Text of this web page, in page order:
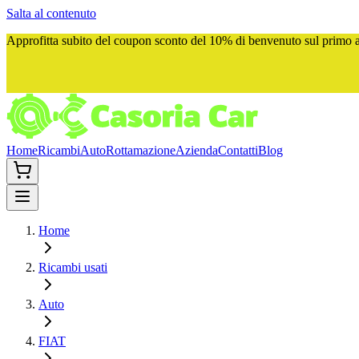
Salta al contenuto
Approfitta subito del coupon sconto del 10% di benvenuto sul primo
HomeRicambiAutoRottamazioneAziendaContattiBlog
Home
Ricambi usati
Auto
FIAT